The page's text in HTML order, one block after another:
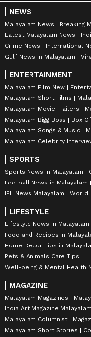
NEWS
Malayalam News
Breaking
Latest Malayalam News
Crime News
International
Gulf News in Malayalam
ENTERTAINMENT
Malayalam Film New
Malayalam Short Films
Malayalam Movie Trailers
Malayalam Bigg Boss
Box
Malayalam Songs & Music
Malayalam Celebrity
SPORTS
Sports News in Malayalam
Football News in Malayalam
IPL News Malayalam
World
LIFESTYLE
Lifestyle News in Malayalam
Food and Recipes in
Home Decor Tips in
Pets & Animals Care Tips
Well-being & Mental Health
MAGAZINE
Malayalam Magazines
India Art Magazine Malayalam
Malayalam Columnist
Malayalam Short Stories